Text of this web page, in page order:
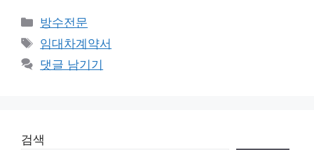
카
테
리
방수전문
태
그
임대차계약서
댓글 남기기
검색